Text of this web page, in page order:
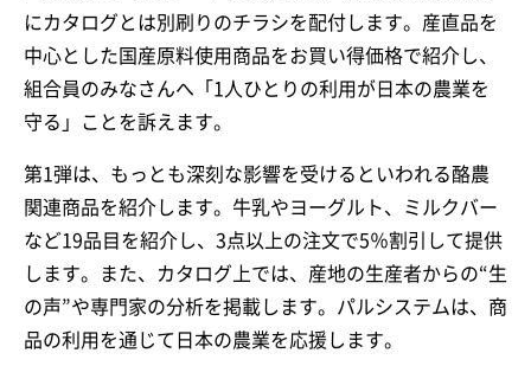
にカタログとは別刷りのチラシを配付します。産直品を
中心とした国産原料使用商品をお買い得価格で紹介し、
組合員のみなさんへ「1人ひとりの利用が日本の農業を
守る」ことを訴えます。
第1弾は、もっとも深刻な影響を受けるといわれる酪農
関連商品を紹介します。牛乳やヨーグルト、ミルクバー
など19品目を紹介し、3点以上の注文で5％割引して提供
します。また、カタログ上では、産地の生産者からの“生
の声”や専門家の分析を掲載します。パルシステムは、商
品の利用を通じて日本の農業を応援します。